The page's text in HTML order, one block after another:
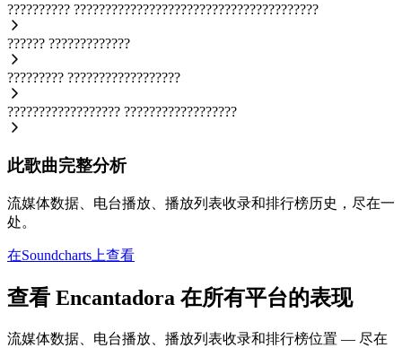
?????????? ???????????????????????????????????????
?????? ?????????????
????????? ??????????????????
?????????????????? ??????????????????
此歌曲完整分析
流媒体数据、电台播放、播放列表收录和排行榜历史，尽在一
处。
在Soundcharts上查看
查看 Encantadora 在所有平台的表现
流媒体数据、电台播放、播放列表收录和排行榜位置 — 尽在